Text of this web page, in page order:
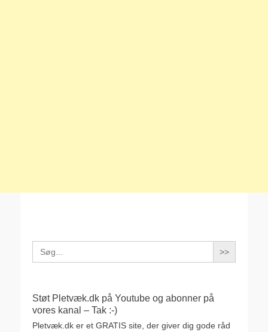
Search
for:
Støt Pletvæk.dk på Youtube og abonner på
vores kanal – Tak :-)
Pletvæk.dk er et GRATIS site, der giver dig gode råd